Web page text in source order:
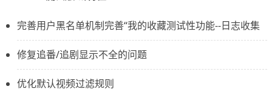
完善用户黑名单机制完善“我的收藏测试性功能--日志收集
修复追番/追剧显示不全的问题
优化默认视频过滤规则